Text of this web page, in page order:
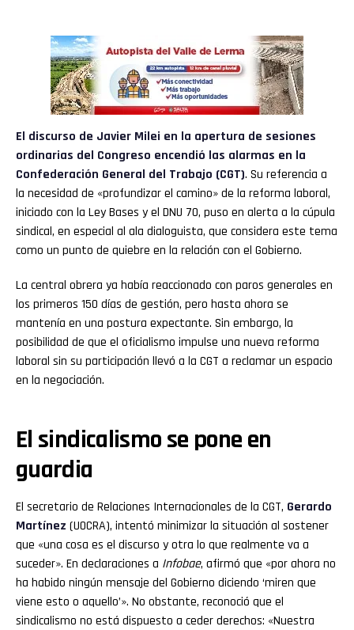
El discurso de Javier Milei en la apertura de sesiones
ordinarias del Congreso encendió las alarmas en la
Confederación General del Trabajo (CGT). Su referencia a
la necesidad de «profundizar el camino» de la reforma laboral,
iniciado con la Ley Bases y el DNU 70, puso en alerta a la cúpula
sindical, en especial al ala dialoguista, que considera este tema
como un punto de quiebre en la relación con el Gobierno.
La central obrera ya había reaccionado con paros generales en
los primeros 150 días de gestión, pero hasta ahora se
mantenía en una postura expectante. Sin embargo, la
posibilidad de que el oficialismo impulse una nueva reforma
laboral sin su participación llevó a la CGT a reclamar un espacio
en la negociación.
El sindicalismo se pone en
guardia
El secretario de Relaciones Internacionales de la CGT, Gerardo
Martínez (UOCRA), intentó minimizar la situación al sostener
que «una cosa es el discurso y otra lo que realmente va a
suceder». En declaraciones a Infobae, afirmó que «por ahora no
ha habido ningún mensaje del Gobierno diciendo ‘miren que
viene esto o aquello’». No obstante, reconoció que el
sindicalismo no está dispuesto a ceder derechos: «Nuestra